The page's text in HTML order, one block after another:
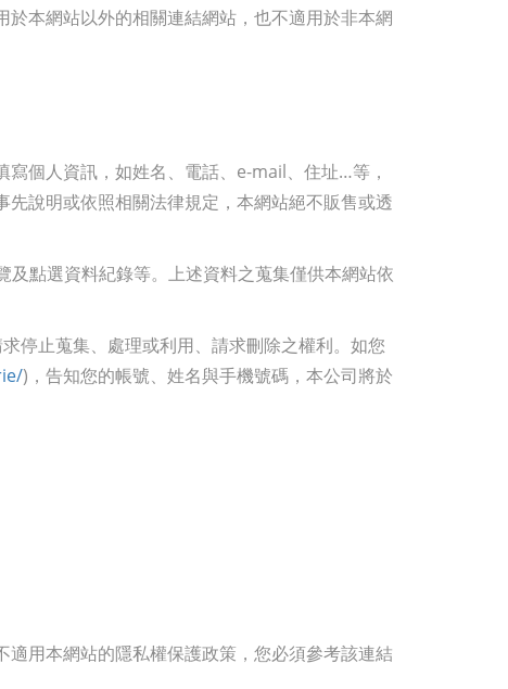
本網站以外的相關連結網站，也不適用於非本網
個人資訊，如姓名、電話、e-mail、住址…等，
說明或依照相關法律規定，本網站絕不販售或透
點選資料紀錄等。上述資料之蒐集僅供本網站依
停止蒐集、處理或利用、請求刪除之權利。如您
)，告知您的帳號、姓名與手機號碼，本公司將於
用本網站的隱私權保護政策，您必須參考該連結